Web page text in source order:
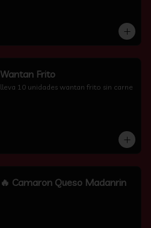
Wantan Frito
lleva 10 unidades wantan frito sin carne
🔥 Camaron Queso Madanrin